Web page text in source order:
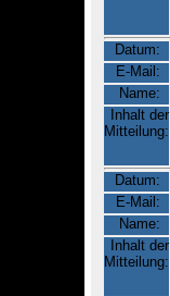
Datum:
E-Mail:
Name:
Inhalt der
Mitteilung:
Datum:
E-Mail:
Name:
Inhalt der
Mitteilung: